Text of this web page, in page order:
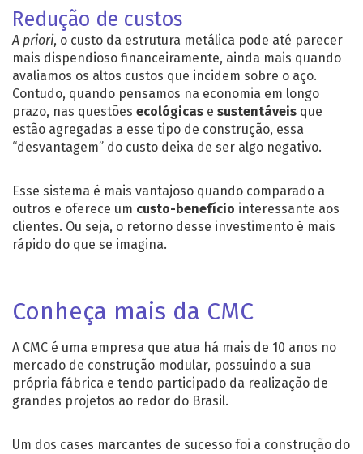
Redução de custos
A priori, o custo da estrutura metálica pode até parecer
mais dispendioso financeiramente, ainda mais quando
avaliamos os altos custos que incidem sobre o aço.
Contudo, quando pensamos na economia em longo
prazo, nas questões ecológicas e sustentáveis que
estão agregadas a esse tipo de construção, essa
“desvantagem” do custo deixa de ser algo negativo.
Esse sistema é mais vantajoso quando comparado a
outros e oferece um custo-benefício interessante aos
clientes. Ou seja, o retorno desse investimento é mais
rápido do que se imagina.
Conheça mais da CMC
A CMC é uma empresa que atua há mais de 10 anos no
mercado de construção modular, possuindo a sua
própria fábrica e tendo participado da realização de
grandes projetos ao redor do Brasil.
Um dos cases marcantes de sucesso foi a construção do